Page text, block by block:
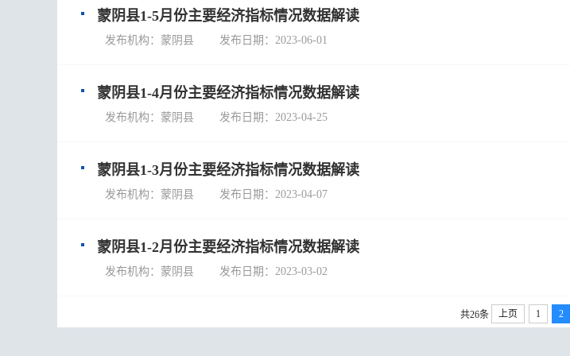
蒙阴县1-5月份主要经济指标情况数据解读
发布机构：蒙阴县 发布日期：2023-06-01
蒙阴县1-4月份主要经济指标情况数据解读
发布机构：蒙阴县 发布日期：2023-04-25
蒙阴县1-3月份主要经济指标情况数据解读
发布机构：蒙阴县 发布日期：2023-04-07
蒙阴县1-2月份主要经济指标情况数据解读
发布机构：蒙阴县 发布日期：2023-03-02
共26条 上页 1 2